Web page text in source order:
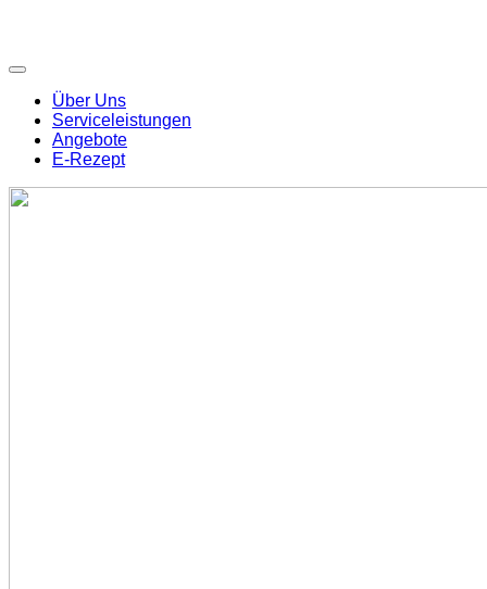
Über Uns
Serviceleistungen
Angebote
E-Rezept